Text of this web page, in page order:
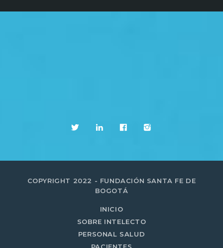
COPYRIGHT 2022 - FUNDACIÓN SANTA FE DE
BOGOTÁ
INICIO
SOBRE INTELECTO
PERSONAL SALUD